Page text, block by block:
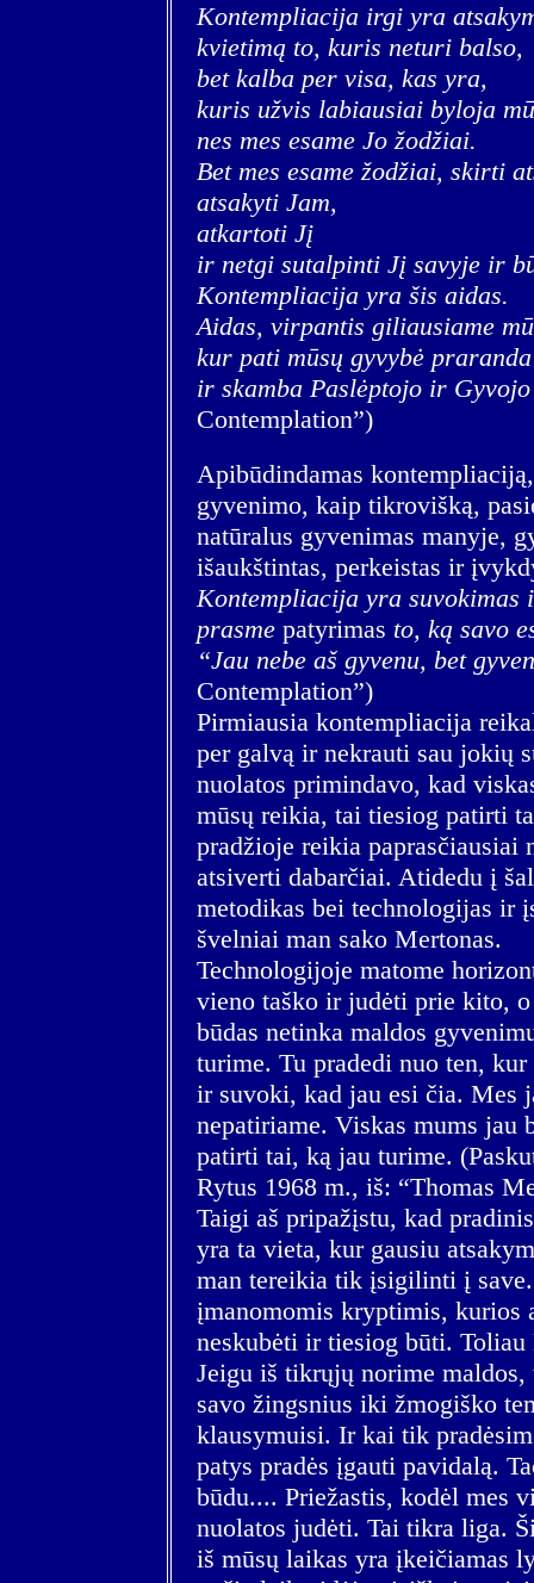
Kontempliacija irgi yra
kvietimą to, kuris neturi balso,
bet kalba per visa, kas yra,
kuris užvis labiausiai byloja
nes mes esame Jo žodžiai.
Bet mes esame žodžiai, skirti
atsakyti Jam,
atkartoti Jį
ir netgi sutalpinti Jį savyje ir
Kontempliacija yra šis aidas.
Aidas, virpantis giliausiame
kur pati mūsų gyvybė
ir skamba Paslėptojo ir
Contemplation”)
Apibūdindamas
gyvenimo, kaip tikrovišką,
natūralus gyvenimas manyje,
išaukštintas, perkeistas ir
Kontempliacija yra
prasme patyrimas to, ką savo
“Jau nebe aš gyvenu, bet
Contemplation”)
Pirmiausia kontempliacija
per galvą ir nekrauti sau jokių
nuolatos primindavo, kad
mūsų reikia, tai tiesiog patirti
pradžioje reikia
atsiverti dabarčiai. Atidedu į
metodikas bei technologijas ir
švelniai man sako Mertonas.
Technologijoje matome
vieno taško ir judėti prie kito,
būdas netinka maldos
turime. Tu pradedi nuo ten,
ir suvoki, kad jau esi čia. Mes
nepatiriame. Viskas mums
patirti tai, ką jau turime.
Rytus 1968 m., iš: “Thomas
Taigi aš pripažįstu, kad
yra ta vieta, kur gausiu
man tereikia tik įsigilinti į
įmanomomis kryptimis, kurios
neskubėti ir tiesiog būti. Toliau
Jeigu iš tikrųjų norime
savo žingsnius iki žmogiško
klausymuisi. Ir kai tik
patys pradės įgauti pavidalą.
būdu.... Priežastis, kodėl mes
nuolatos judėti. Tai tikra liga.
iš mūsų laikas yra įkeičiamas